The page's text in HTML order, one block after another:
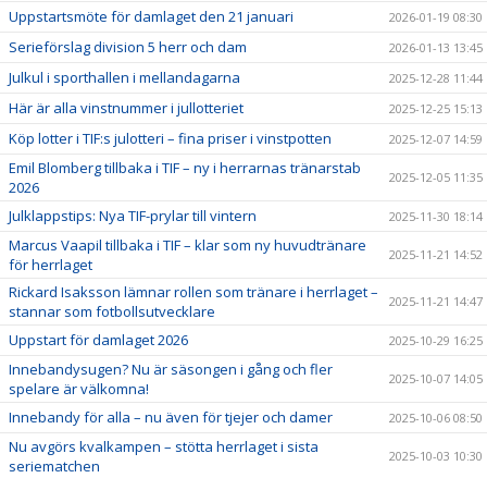
Uppstartsmöte för damlaget den 21 januari 2026-01-19 08:30
Serieförslag division 5 herr och dam 2026-01-13 13:45
Julkul i sporthallen i mellandagarna 2025-12-28 11:44
Här är alla vinstnummer i jullotteriet 2025-12-25 15:13
Köp lotter i TIF:s julotteri – fina priser i vinstpotten 2025-12-07 14:59
Emil Blomberg tillbaka i TIF – ny i herrarnas tränarstab
2026
2025-12-05 11:35
Julklappstips: Nya TIF-prylar till vintern 2025-11-30 18:14
Marcus Vaapil tillbaka i TIF – klar som ny huvudtränare
för herrlaget
2025-11-21 14:52
Rickard Isaksson lämnar rollen som tränare i herrlaget –
stannar som fotbollsutvecklare
2025-11-21 14:47
Uppstart för damlaget 2026 2025-10-29 16:25
Innebandysugen? Nu är säsongen i gång och fler
spelare är välkomna!
2025-10-07 14:05
Innebandy för alla – nu även för tjejer och damer 2025-10-06 08:50
Nu avgörs kvalkampen – stötta herrlaget i sista
seriematchen
2025-10-03 10:30